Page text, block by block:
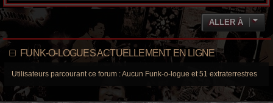
ALLER À
FUNK-O-LOGUES ACTUELLEMENT EN LIGNE
Utilisateurs parcourant ce forum : Aucun Funk-o-logue et 51 extraterrestres